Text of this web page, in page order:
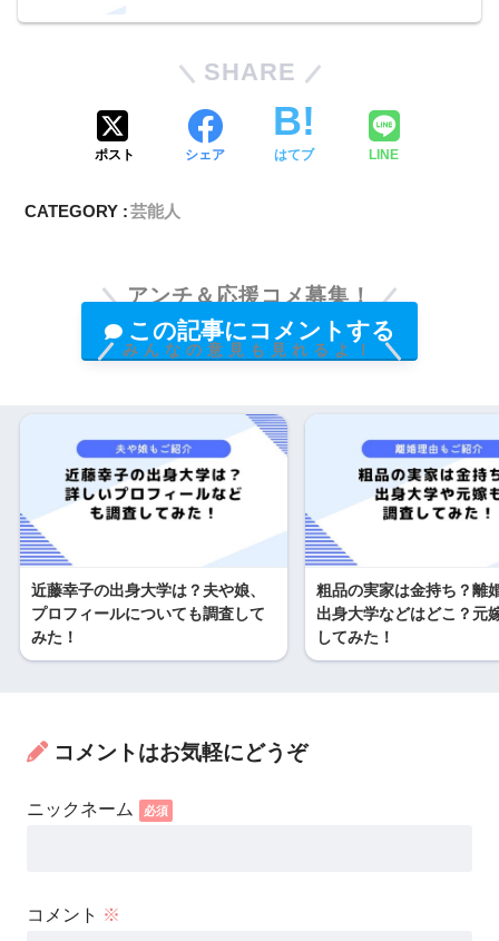
SHARE
ポスト シェア はてブ LINE
CATEGORY :芸能人
アンチ＆応援コメ募集！
この記事にコメントする
みんなの意見も見れるよ！
近藤幸子の出身大学は？夫や娘、
プロフィールについても調査して
みた！
粗品の実家は金持ち？離
出身大学などはどこ？元
してみた！
コメントはお気軽にどうぞ
コメント ※